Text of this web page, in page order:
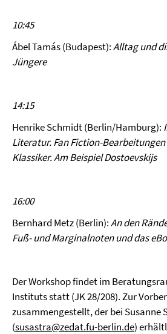
10:45
Ábel Tamás (Budapest):Alltag und
Jüngere
14:15
Henrike Schmidt (Berlin/Hamburg):
Literatur. Fan Fiction-
Klassiker. Am Beispiel Dostoevskijs
16:00
Bernhard Metz (Berlin):An den
Fuß- und Marginalnoten und das
Der Workshop findet im
Instituts statt (JK 28/208). Zur
zusammengestellt, der bei Susanne
(susastra@zedat.fu-berlin.de)